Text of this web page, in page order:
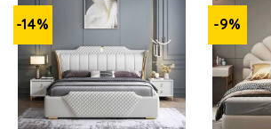
-14% -9%